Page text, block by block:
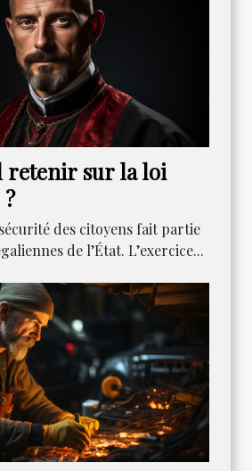
retenir sur la loi
des citoyens fait partie
de l’État. L’exercice...